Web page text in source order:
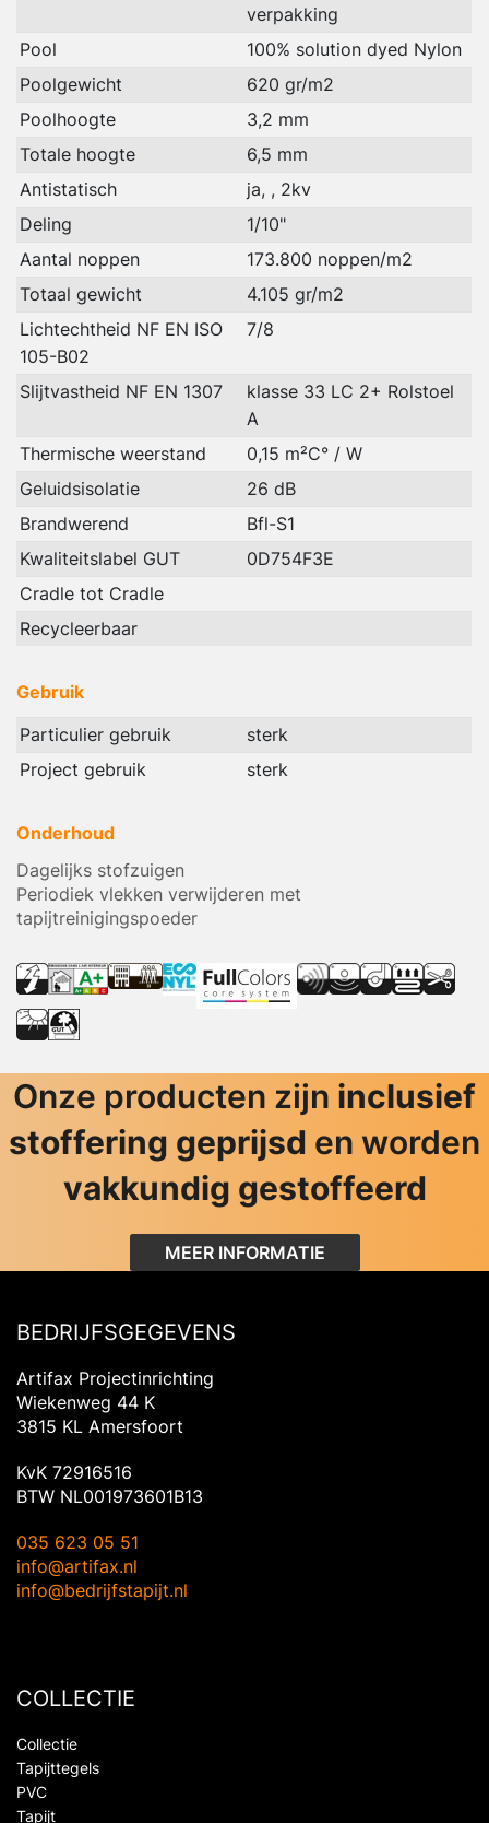
verpakking
Pool
100% solution dyed Nylon
Poolgewicht
620 gr/m2
Poolhoogte
3,2 mm
Totale hoogte
6,5 mm
Antistatisch
ja, , 2kv
Deling
1/10"
Aantal noppen
173.800 noppen/m2
Totaal gewicht
4.105 gr/m2
Lichtechtheid NF EN ISO
105-B02
7/8
Slijtvastheid NF EN 1307
klasse 33 LC 2+ Rolstoel
A
Thermische weerstand
0,15 m²C° / W
Geluidsisolatie
26 dB
Brandwerend
Bfl-S1
Kwaliteitslabel GUT
0D754F3E
Cradle tot Cradle
Recycleerbaar
Gebruik
Particulier gebruik
sterk
Project gebruik
sterk
Onderhoud
Dagelijks stofzuigen
Periodiek vlekken verwijderen met
tapijtreinigingspoeder
Onze producten zijn inclusief
stoffering geprijsd en worden
vakkundig gestoffeerd
MEER INFORMATIE
BEDRIJFSGEGEVENS
Artifax Projectinrichting
Wiekenweg 44 K
3815 KL Amersfoort
KvK 72916516
BTW NL001973601B13
035 623 05 51
info@artifax.nl
info@bedrijfstapijt.nl
COLLECTIE
Collectie
Tapijttegels
PVC
Tapijt